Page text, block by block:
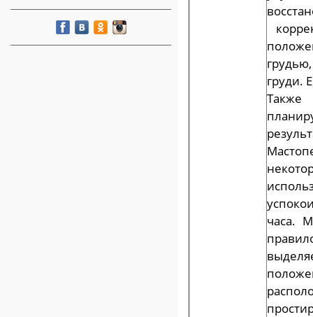
груди.
Также
часа.